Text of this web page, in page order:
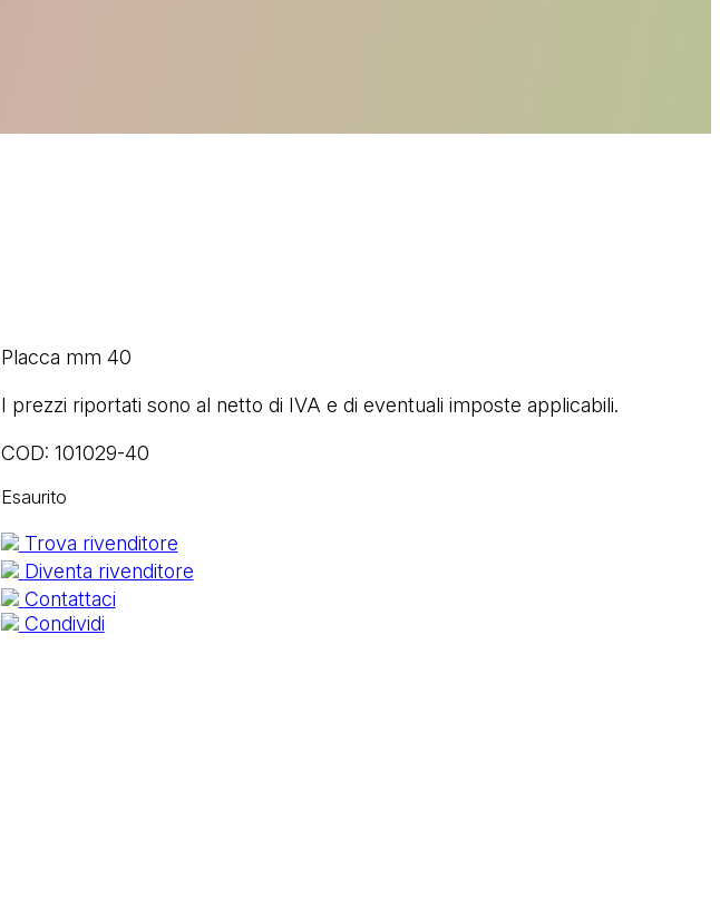
Placca mm 40
I prezzi riportati sono al netto di IVA e di eventuali imposte applicabili.
COD: 101029-40
Esaurito
Trova rivenditore
Diventa rivenditore
Contattaci
Condividi